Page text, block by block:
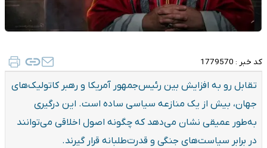
کد خبر : 1779570
تقابل رو به افزایش بین رئیس‌جمهور آمریکا و رهبر کاتولیک‌های
جهان، بیش از یک منازعه سیاسی ساده است. این درگیری
به‌طور عمیقی نشان می‌دهد که چگونه اصول اخلاقی می‌توانند
در برابر سیاست‌های جنگی و قدرت‌طلبانه قرار گیرند.